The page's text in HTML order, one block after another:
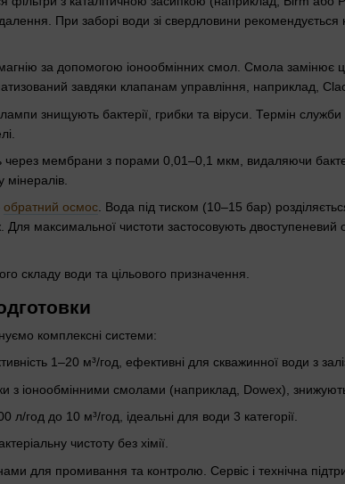
При заборі води зі свердловини рекомендується
за допомогою іонообмінних смол. Смола замінює
завдяки клапанам управління, наприклад,
знищують бактерії, грибки та віруси. Термін
мембрани з порами 0,01–0,1 мкм, видаляючи
обратний осмос. Вода під тиском (10–15 бар)
Для максимальної чистоти застосовують
складу води та цільового призначення.
комплексні системи:
1–20 м³/год, ефективні для скважинної води з
з іонообмінними смолами (наприклад, Dowex),
л/год до 10 м³/год, ідеальні для води 3 категорії.
чистоту без хімії.
для промивання та контролю. Сервіс і технічна